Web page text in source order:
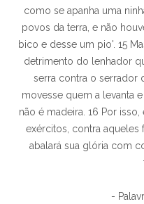
como se apanha uma
povos da terra, e não
bico e desse um pio'. 15
detrimento do lenhador
serra contra o serrador
movesse quem a levanta
não é madeira. 16 Por
exércitos, contra
abalará sua glória com
-